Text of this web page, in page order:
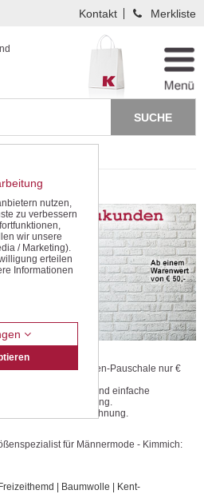
Kontakt Merkliste
Versandkosten-Pauschale nur €
Kostenlose und einfache
Retoursendung.
Kauf auf Rechnung.
für Männermode - Kimmich:
| Baumwolle | Kent-
nutzen,
zu verbessern
wir unsere
/ Marketing).
erteilen
Informationen